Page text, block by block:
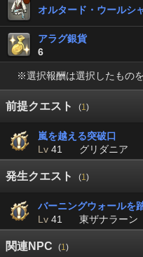
オルタード・ウールシ
アラグ銀貨
6
※選択報酬は選択したもの
前提クエスト (1)
嵐を越える突破口
Lv 41 グリダニア
発生クエスト (1)
バーニングウォールを
Lv 41 東ザナラーン
関連NPC (1)